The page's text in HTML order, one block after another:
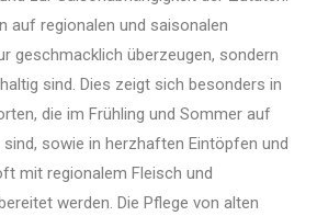
auf regionalen und saisonalen
geschmacklich überzeugen, sondern
sind. Dies zeigt sich besonders in
die im Frühling und Sommer auf
sowie in herzhaften Eintöpfen und
mit regionalem Fleisch und
werden. Die Pflege von alten